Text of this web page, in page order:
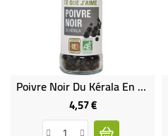
Poivre Noir Du Kérala En Grains Bio & Équitable
4,57 €Prix